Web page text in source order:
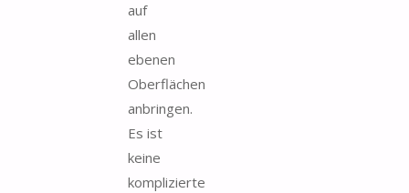
auf
allen
ebenen
Oberflächen
anbringen.
Es ist
keine
komplizierte